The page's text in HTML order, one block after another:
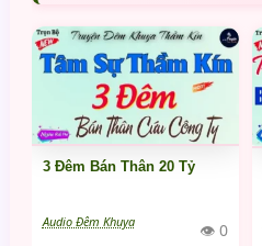
3 Đêm Bán Thân 20 Tỷ
Audio Đêm Khuya 👁 0